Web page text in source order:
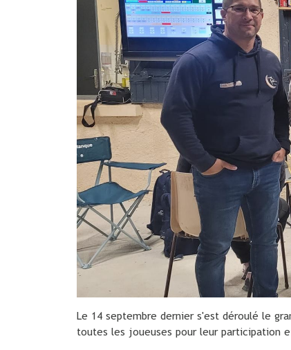
Le 14 septembre dernier s'est déroulé le
toutes les joueuses pour leur participation